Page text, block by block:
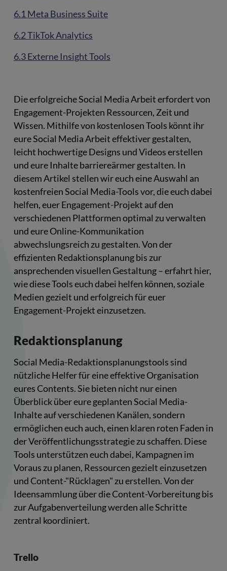
6.1 Meta Business Suite
6.2 TikTok Analytics
6.3 Externe Insight Tools
Die erfolgreiche Social Media Arbeit erfordert von
Engagement-Projekten Ressourcen, Zeit und
Wissen. Mithilfe von kostenlosen Tools könnt ihr
eure Social Media Arbeit effektiver gestalten,
leicht hochwertige Designs und Videos erstellen
und eure Inhalte barriereärmer gestalten. In
diesem Artikel stellen wir euch eine Auswahl an
kostenfreien Social Media-Tools vor, die euch dabei
helfen, euer Engagement-Projekt auf den
verschiedenen Plattformen optimal zu verwalten
und eure Online-Kommunikation
abwechslungsreich zu gestalten. Von der
effizienten Redaktionsplanung bis zur
ansprechenden visuellen Gestaltung – erfahrt hier,
wie diese Tools euch dabei helfen können, soziale
Medien gezielt und erfolgreich für euer
Engagement-Projekt einzusetzen.
Redaktionsplanung
Social Media-Redaktionsplanungstools sind
nützliche Helfer für eine effektive Organisation
eures Contents. Sie bieten nicht nur einen
Überblick über eure geplanten Social Media-
Inhalte auf verschiedenen Kanälen, sondern
ermöglichen euch auch, einen klaren roten Faden in
der Veröffentlichungsstrategie zu schaffen. Diese
Tools unterstützen euch dabei, Kampagnen im
Voraus zu planen, Ressourcen gezielt einzusetzen
und Content-"Rücklagen" zu erstellen. Von der
Ideensammlung über die Content-Vorbereitung bis
zur Aufgabenverteilung werden alle Schritte
zentral koordiniert.
Trello